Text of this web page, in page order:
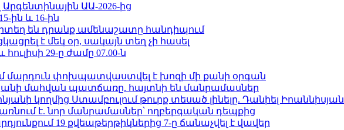
ԱԱ-2026-ից
ին և 16-ին
են դրանք ամենաշատը հանդիպում
է մեկ օր, սակայն տեղ չի հասել
հուլիսի 29-ը ժամը 07.00-ն
փոխպատվաստվել է խոզի մի քանի օրգան
մահվան պատճառը. հայտնի են մանրամասներ
կողմից Ստամբուլում թուրք տեսած լինելը. Դանիել Իոաննիսյան
է. նոր մանրամասներ՝ ողբերգական դեպքից
19 քվեաթերթիկներից 7-ը ճանաչվել է վավեր